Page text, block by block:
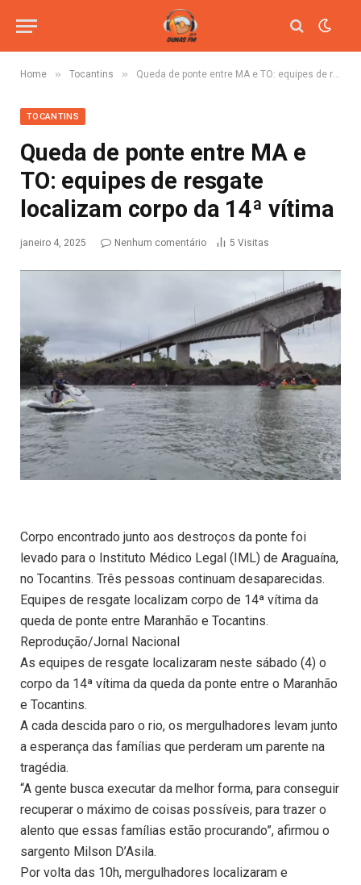
Home » Tocantins » Queda de ponte entre MA e TO: equipes de resgate localizam corpo da 14ª vítima
TOCANTINS
Queda de ponte entre MA e
TO: equipes de resgate
localizam corpo da 14ª vítima
janeiro 4, 2025 Nenhum comentário 5 Visitas
Corpo encontrado junto aos destroços da ponte foi
levado para o Instituto Médico Legal (IML) de Araguaína,
no Tocantins. Três pessoas continuam desaparecidas.
Equipes de resgate localizam corpo de 14ª vítima da
queda de ponte entre Maranhão e Tocantins.
Reprodução/Jornal Nacional
As equipes de resgate localizaram neste sábado (4) o
corpo da 14ª vítima da queda da ponte entre o Maranhão
e Tocantins.
A cada descida paro o rio, os mergulhadores levam junto
a esperança das famílias que perderam um parente na
tragédia.
“A gente busca executar da melhor forma, para conseguir
recuperar o máximo de coisas possíveis, para trazer o
alento que essas famílias estão procurando”, afirmou o
sargento Milson D’Asila.
Por volta das 10h, mergulhadores localizaram e